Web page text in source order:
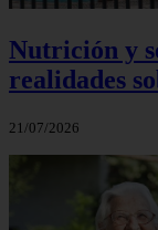
Nutrición y
realidades
21/07/2026